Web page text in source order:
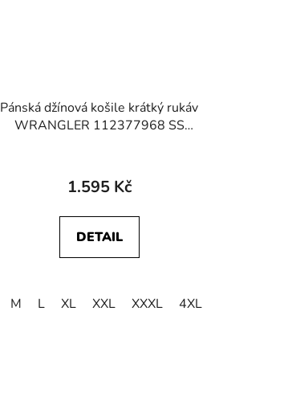
Pánská džínová košile krátký rukáv
WRANGLER 112377968 SS
1.595 Kč
DETAIL
M L XL XXL XXXL 4XL